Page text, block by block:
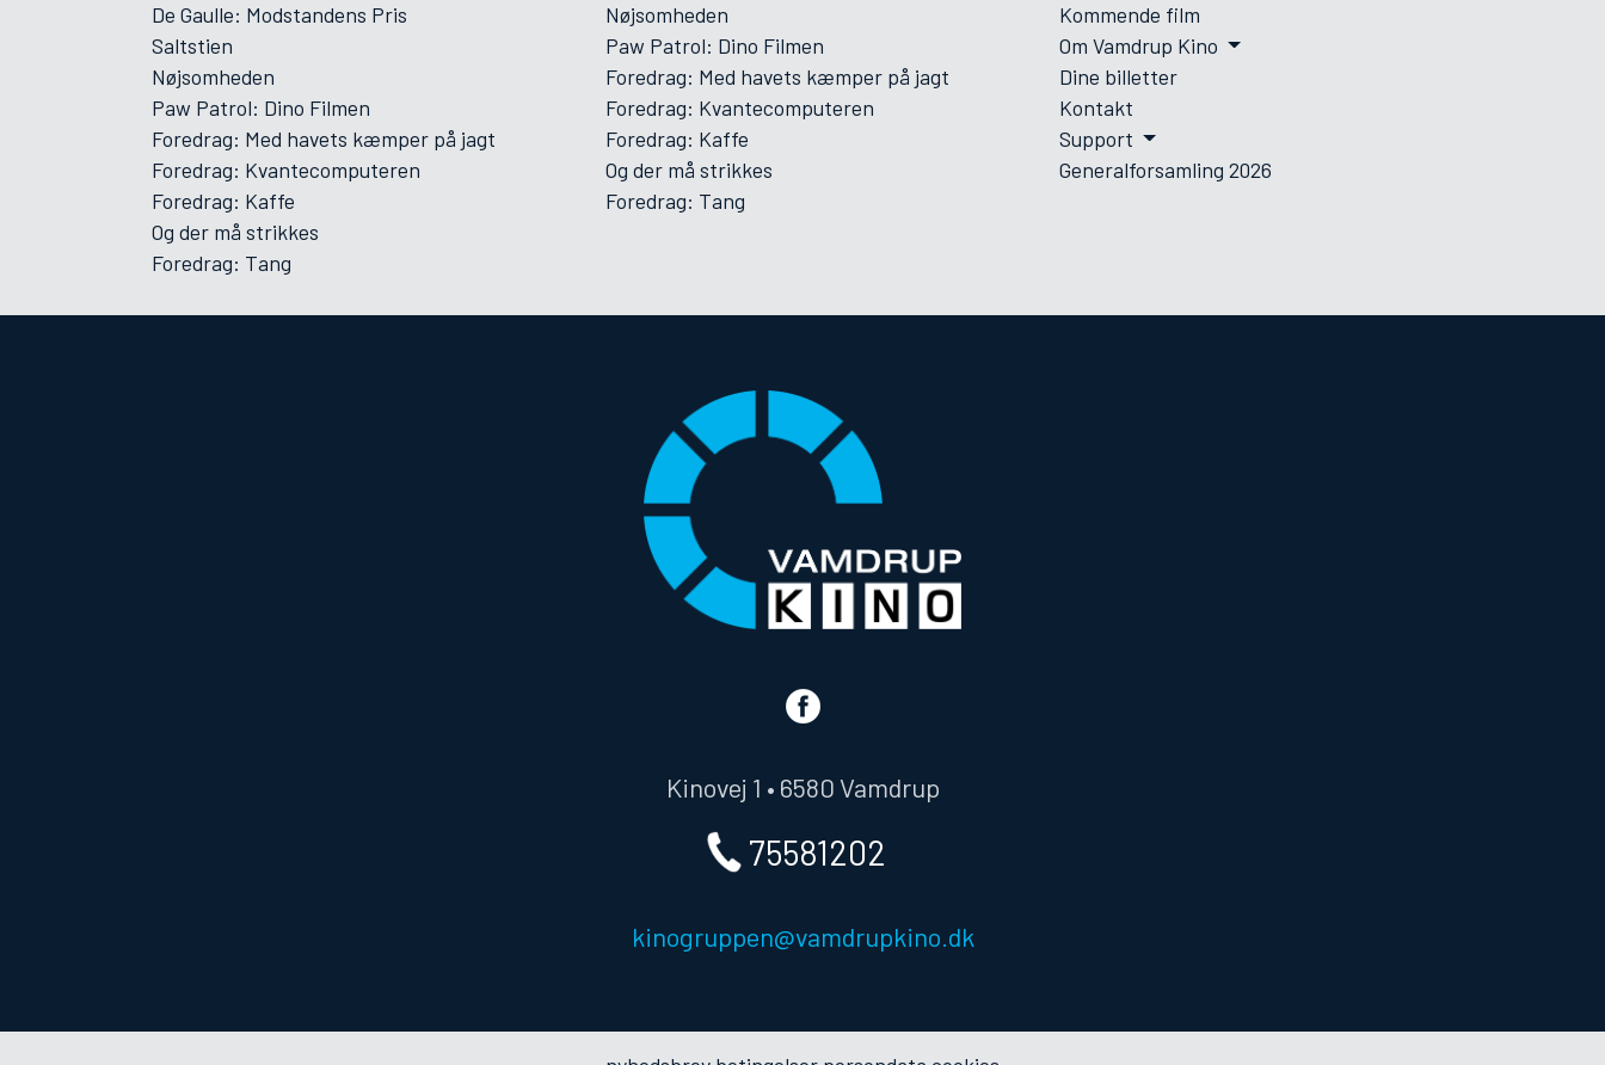
De Gaulle: Modstandens Pris
Saltstien
Nøjsomheden
Paw Patrol: Dino Filmen
Foredrag: Med havets kæmper på jagt
Foredrag: Kvantecomputeren
Foredrag: Kaffe
Og der må strikkes
Foredrag: Tang
Nøjsomheden
Paw Patrol: Dino Filmen
Foredrag: Med havets kæmper på jagt
Foredrag: Kvantecomputeren
Foredrag: Kaffe
Og der må strikkes
Foredrag: Tang
Kommende film
Om Vamdrup Kino
Dine billetter
Kontakt
Support
Generalforsamling 2026
Kinovej 1 • 6580 Vamdrup
75581202
kinogruppen@vamdrupkino.dk